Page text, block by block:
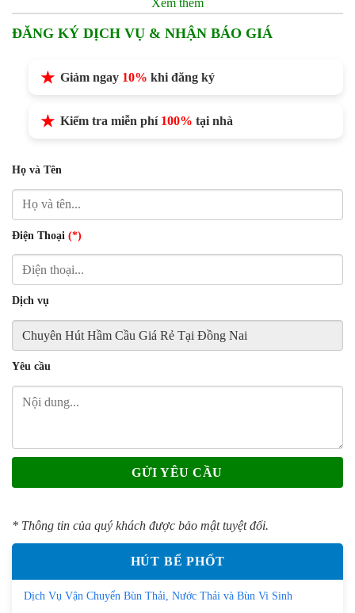
Xem thêm
ĐĂNG KÝ DỊCH VỤ & NHẬN BÁO GIÁ
Giảm ngay 10% khi đăng ký
Kiểm tra miễn phí 100% tại nhà
Họ và Tên
Điện Thoại (*)
Dịch vụ
Yêu cầu
* Thông tin của quý khách được bảo mật tuyệt đối.
HÚT BỂ PHỐT
Dịch Vụ Vận Chuyển Bùn Thải, Nước Thải và Bùn Vi Sinh